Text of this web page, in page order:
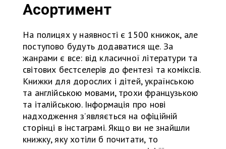
Асортимент
На полицях у наявності є 1500 книжок, але
поступово будуть додаватися ще. За
жанрами є все: від класичної літератури та
світових бестселерів до фентезі та коміксів.
Книжки для дорослих і дітей, українською
та англійською мовами, трохи французькою
та італійською. Інформація про нові
надходження з’являється на офіційній
сторінці в інстаграмі. Якщо ви не знайшли
книжку, яку хотіли б почитати, то